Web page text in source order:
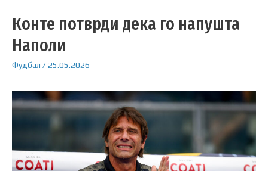
Конте потврди дека го напушта
Наполи
Фудбал /25.05.2026